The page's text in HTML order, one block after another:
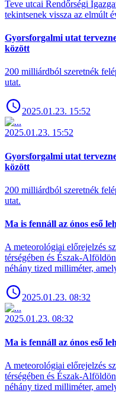
Teve utcai Rendőrségi
tekintsenek vissza az elmúlt
Gyorsforgalmi utat
között
200 milliárdból szeretnék
utat.
2025.01.23. 15:52
2025.01.23. 15:52
Gyorsforgalmi utat
között
200 milliárdból szeretnék
utat.
Ma is fennáll az ónos eső
A meteorológiai előrejelzés
térségében és Észak-
néhány tized milliméter,
2025.01.23. 08:32
2025.01.23. 08:32
Ma is fennáll az ónos eső
A meteorológiai előrejelzés
térségében és Észak-
néhány tized milliméter,